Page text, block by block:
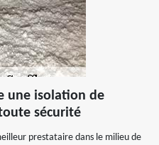
une isolation de
sécurité
prestataire dans le milieu de